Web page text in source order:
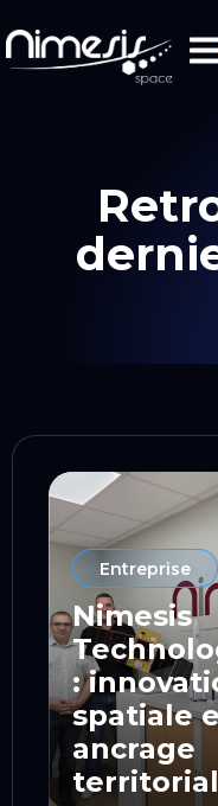
Entreprise
Nimesis
:
spatiale
ancrage
territorial